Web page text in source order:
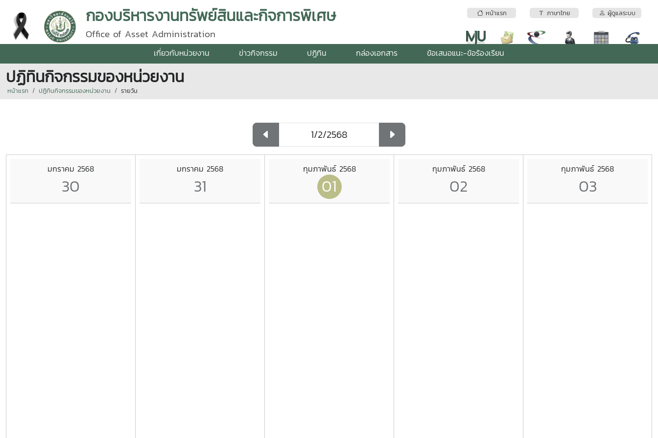
หน้าแรก ภาษาไทย ผู้ดูแลระบบ
กองบริหารงานทรัพย์สินและกิจการพิเศษ
Office of Asset Administration
เกี่ยวกับหน่วยงาน ข่าวกิจกรรม ปฏิทิน กล่องเอกสาร ข้อเสนอแนะ-ข้อร้องเรียน
ปฏิทินกิจกรรมของหน่วยงาน
หน้าแรก ปฏิทินกิจกรรมของหน่วยงาน รายวัน
มกราคม 2568
30
มกราคม 2568
31
กุมภาพันธ์ 2568
01
กุมภาพันธ์ 2568
02
กุมภาพันธ์ 2568
03